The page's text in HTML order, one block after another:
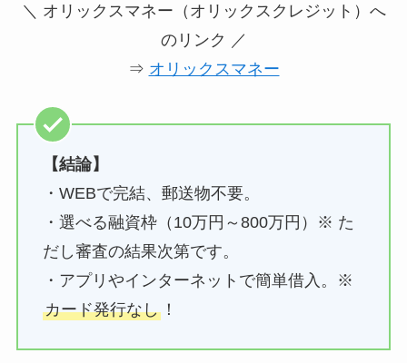
＼ オリックスマネー（オリックスクレジット）へ
のリンク ／
⇒ オリックスマネー
【結論】
・WEBで完結、郵送物不要。
・選べる融資枠（10万円～800万円）※ た
だし審査の結果次第です。
・アプリやインターネットで簡単借入。※
カード発行なし！